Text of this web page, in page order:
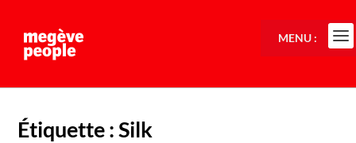
Étiquette :Silk
MENU :